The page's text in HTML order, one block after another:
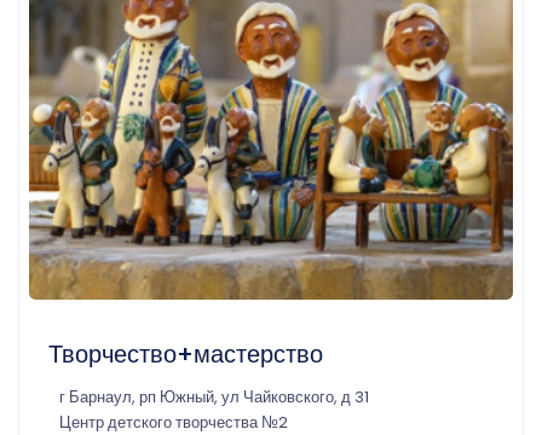
Творчество+мастерство
г Барнаул, рп Южный, ул Чайковского, д 31
Центр детского творчества №2